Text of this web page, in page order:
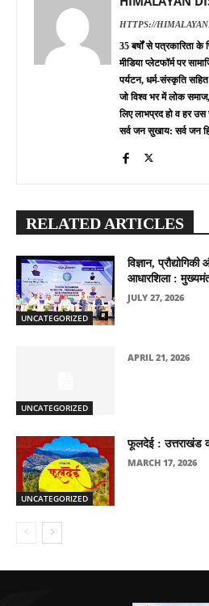
HTTPS://
35 बर्षों से पत्रकारिता
मीडिया प्लेटफॉर्म पर
पर्यटन, धर्म-संस्कृति सहित
जो विश्व भर में लोक
लिए लाभप्रद हो व हर
सर्व जन सुखाय: सर्व जन
RELATED ARTICLES
UNCATEGORIZED
विज्ञान,
आधारशिला :
JULY 27, 2026
UNCATEGORIZED
APRIL 21, 2026
UNCATEGORIZED
फूलदेई : उत्तराखंड
MARCH 17, 2026